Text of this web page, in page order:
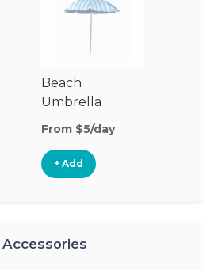
Beach
Umbrella
From $5/day
+ Add